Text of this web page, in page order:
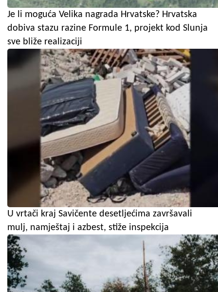
Je li moguća Velika nagrada Hrvatske? Hrvatska
dobiva stazu razine Formule 1, projekt kod Slunja
sve bliže realizaciji
U vrtači kraj Savičente desetljećima završavali
mulj, namještaj i azbest, stiže inspekcija